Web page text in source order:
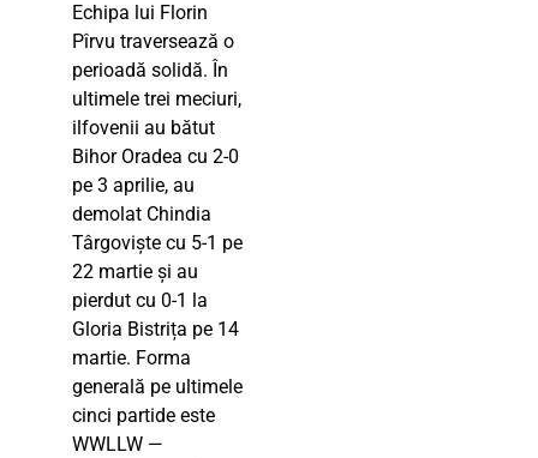
Echipa lui Florin
Pîrvu traversează o
perioadă solidă. În
ultimele trei meciuri,
ilfovenii au bătut
Bihor Oradea cu 2-0
pe 3 aprilie, au
demolat Chindia
Târgoviște cu 5-1 pe
22 martie și au
pierdut cu 0-1 la
Gloria Bistrița pe 14
martie. Forma
generală pe ultimele
cinci partide este
WWLLW —